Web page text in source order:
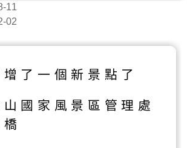
11
02
了一個新景點了
國家風景區管理處